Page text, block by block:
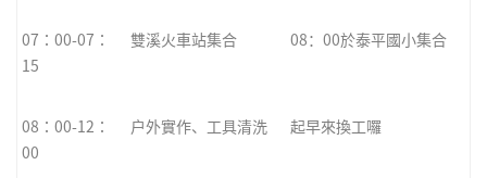
07：00-07：
15
雙溪火車站集合 08：00於泰平國小集合
08：00-12：
00
戶外實作、工具清洗 起早來換工囉